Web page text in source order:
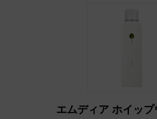
エムディア ホイップ